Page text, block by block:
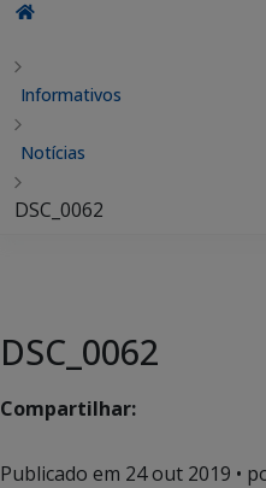
Informativos
Notícias
DSC_0062
DSC_0062
Compartilhar:
Publicado em 24 out 2019 •